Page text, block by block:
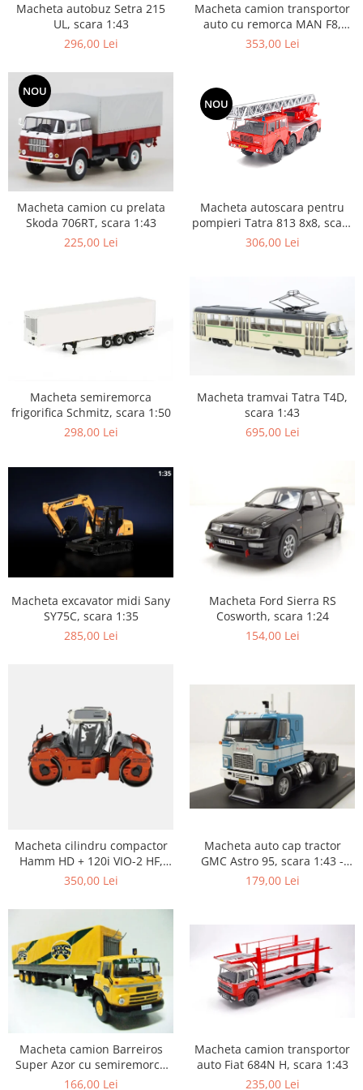
Macheta autobuz Setra 215
UL, scara 1:43
296,00 Lei
Macheta camion transportor
auto cu remorca MAN F8,
scara 1:43
353,00 Lei
NOU
Macheta camion cu prelata
Skoda 706RT, scara 1:43
225,00 Lei
NOU
Macheta autoscara pentru
pompieri Tatra 813 8x8, scara
1:43
306,00 Lei
Macheta semiremorca
frigorifica Schmitz, scara 1:50
298,00 Lei
Macheta tramvai Tatra T4D,
scara 1:43
695,00 Lei
Macheta excavator midi Sany
SY75C, scara 1:35
285,00 Lei
Macheta Ford Sierra RS
Cosworth, scara 1:24
154,00 Lei
Macheta cilindru compactor
Hamm HD + 120i VIO-2 HF,
scara 1:50
350,00 Lei
Macheta auto cap tractor
GMC Astro 95, scara 1:43 -
Copie
179,00 Lei
Macheta camion Barreiros
Super Azor cu semiremorca
cu prelata, scara 1:43
166,00 Lei
Macheta camion transportor
auto Fiat 684N H, scara 1:43
235,00 Lei